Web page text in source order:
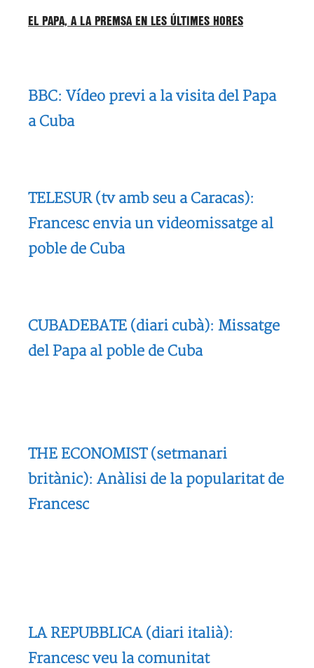
EL PAPA, A LA PREMSA EN LES ÚLTIMES HORES
BBC: Vídeo previ a la visita del Papa
a Cuba
TELESUR (tv amb seu a Caracas):
Francesc envia un videomissatge al
poble de Cuba
CUBADEBATE (diari cubà): Missatge
del Papa al poble de Cuba
THE ECONOMIST (setmanari
britànic): Anàlisi de la popularitat de
Francesc
LA REPUBBLICA (diari italià):
Francesc veu la comunitat